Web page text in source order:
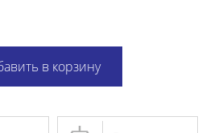
в корзину